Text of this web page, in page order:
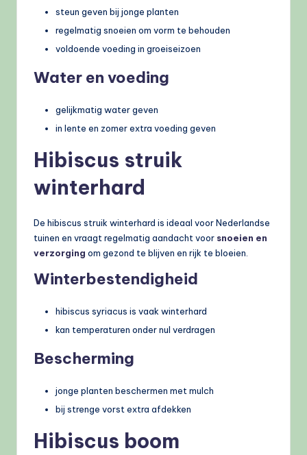
steun geven bij jonge planten
regelmatig snoeien om vorm te behouden
voldoende voeding in groeiseizoen
Water en voeding
gelijkmatig water geven
in lente en zomer extra voeding geven
Hibiscus struik
winterhard
De hibiscus struik winterhard is ideaal voor Nederlandse
tuinen en vraagt regelmatig aandacht voor snoeien en
verzorging om gezond te blijven en rijk te bloeien.
Winterbestendigheid
hibiscus syriacus is vaak winterhard
kan temperaturen onder nul verdragen
Bescherming
jonge planten beschermen met mulch
bij strenge vorst extra afdekken
Hibiscus boom